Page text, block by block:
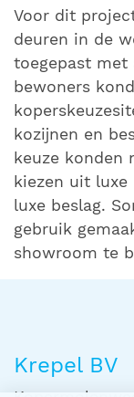
Voor dit
deuren in de
toegepast met
bewoners
kozijnen en
keuze konden
kiezen uit
luxe beslag.
gebruik
showroom te
Krepel BV